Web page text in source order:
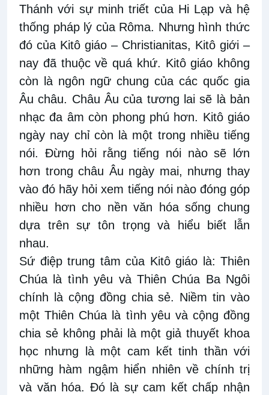
Thánh với sự minh triết của Hi Lạp và hệ
thống pháp lý của Rôma. Nhưng hình thức
đó của Kitô giáo – Christianitas, Kitô giới –
nay đã thuộc về quá khứ. Kitô giáo không
còn là ngôn ngữ chung của các quốc gia
Âu châu. Châu Âu của tương lai sẽ là bản
nhạc đa âm còn phong phú hơn. Kitô giáo
ngày nay chỉ còn là một trong nhiều tiếng
nói. Đừng hỏi rằng tiếng nói nào sẽ lớn
hơn trong châu Âu ngày mai, nhưng thay
vào đó hãy hỏi xem tiếng nói nào đóng góp
nhiều hơn cho nền văn hóa sống chung
dựa trên sự tôn trọng và hiểu biết lẫn
nhau.
Sứ điệp trung tâm của Kitô giáo là: Thiên
Chúa là tình yêu và Thiên Chúa Ba Ngôi
chính là cộng đồng chia sẻ. Niềm tin vào
một Thiên Chúa là tình yêu và cộng đồng
chia sẻ không phải là một giả thuyết khoa
học nhưng là một cam kết tinh thần với
những hàm ngậm hiển nhiên về chính trị
và văn hóa. Đó là sự cam kết chấp nhận